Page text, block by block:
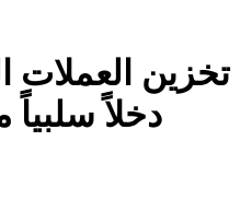
تخزين
دخلاً